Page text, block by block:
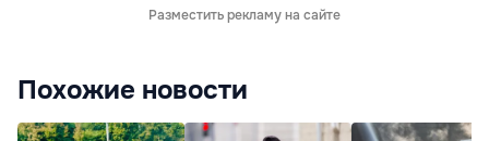
Разместить рекламу на сайте
Похожие новости